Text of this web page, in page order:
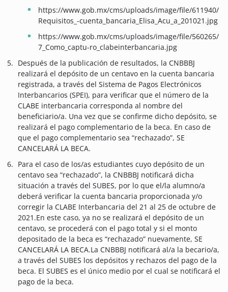
https://www.gob.mx/cms/uploads/image/file/611940/
Requisitos_-cuenta_bancaria_Elisa_Acu_a_201021.jpg
https://www.gob.mx/cms/uploads/image/file/560265/
7_Como_captu-ro_clabeinterbancaria.jpg
Después de la publicación de resultados, la CNBBBJ
realizará el depósito de un centavo en la cuenta bancaria
registrada, a través del Sistema de Pagos Electrónicos
Interbancarios (SPEI), para verificar que el número de la
CLABE interbancaria corresponda al nombre del
beneficiario/a. Una vez que se confirme dicho depósito, se
realizará el pago complementario de la beca. En caso de
que el pago complementario sea “rechazado”, SE
CANCELARÁ LA BECA.
Para el caso de los/as estudiantes cuyo depósito de un
centavo sea “rechazado”, la CNBBBJ notificará dicha
situación a través del SUBES, por lo que el/la alumno/a
deberá verificar la cuenta bancaria proporcionada y/o
corregir la CLABE Interbancaria del 21 al 25 de octubre de
2021.En este caso, ya no se realizará el depósito de un
centavo, se procederá con el pago total y si el monto
depositado de la beca es “rechazado” nuevamente, SE
CANCELARÁ LA BECA.La CNBBBJ notificará al/a la becario/a,
a través del SUBES los depósitos y rechazos del pago de la
beca. El SUBES es el único medio por el cual se notificará el
pago de la beca.